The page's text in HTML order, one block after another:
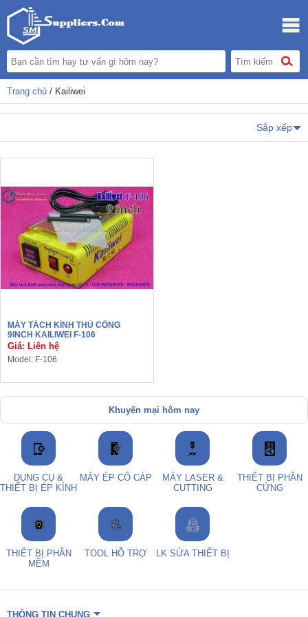
Trang chủ / Kailiwei
Sắp xếp
MÁY TÁCH KÍNH THỦ CÔNG
9INCH KAILIWEI F-106
Giá: Liên hệ
Model: F-106
Khuyến mại hôm nay
DỤNG CỤ &
THIẾT BỊ ÉP KÍNH
MÁY ÉP CỔ CÁP
MÁY LASER &
CUTTING
THIẾT BỊ PHẦN
CỨNG
THIẾT BỊ PHẦN
MỀM
TOOL HỖ TRỢ LK SỬA THIẾT BỊ
THÔNG TIN CHUNG